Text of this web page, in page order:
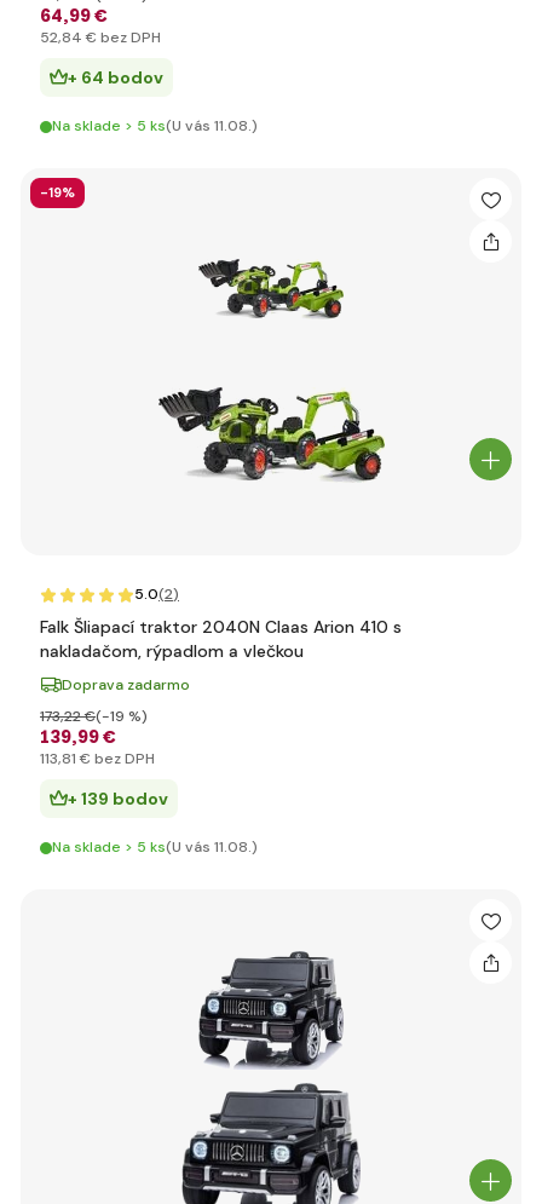
64,99 €
52,84 € bez DPH
+ 64 bodov
Na sklade > 5 ks(U vás 11.08.)
-19%
5.0(2)
Falk Šliapací traktor 2040N Claas Arion 410 s
nakladačom, rýpadlom a vlečkou
Doprava zadarmo
139,99 €
173,22 €(-19 %)
113,81 € bez DPH
+ 139 bodov
Na sklade > 5 ks(U vás 11.08.)